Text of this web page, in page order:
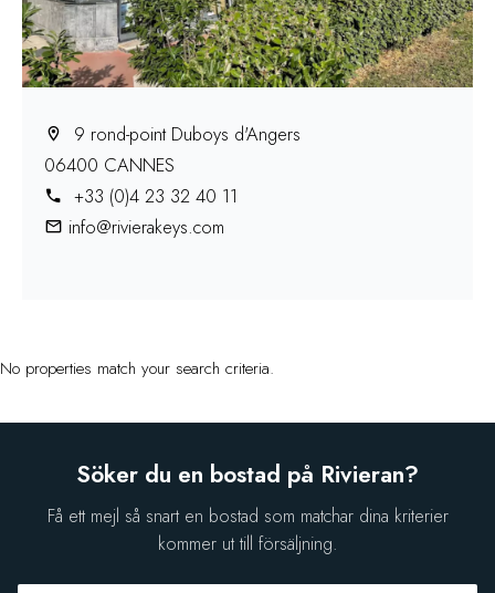
9 rond-point Duboys d'Angers
06400 CANNES
+33 (0)4 23 32 40 11
info@rivierakeys.com
No properties match your search criteria.
Söker du en bostad på Rivieran?
Få ett mejl så snart en bostad som matchar dina kriterier
kommer ut till försäljning.